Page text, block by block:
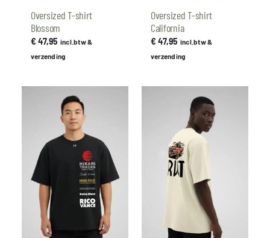
Oversized T-shirt
Blossom
€47,95 incl.btw &
verzending
Oversized T-shirt
California
€47,95 incl.btw &
verzending